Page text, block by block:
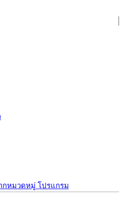
กหมวดหมู่ โปรแกรม